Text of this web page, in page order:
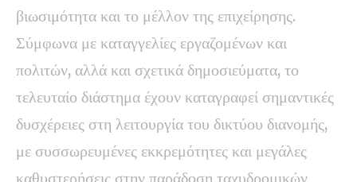
βιωσιμότητα και το μέλλον της επιχείρησης.
Σύμφωνα με καταγγελίες εργαζομένων και
πολιτών, αλλά και σχετικά δημοσιεύματα, το
τελευταίο διάστημα έχουν καταγραφεί σημαντικές
δυσχέρειες στη λειτουργία του δικτύου διανομής,
με συσσωρευμένες εκκρεμότητες και μεγάλες
καθυστερήσεις στην παράδοση ταχυδρομικών